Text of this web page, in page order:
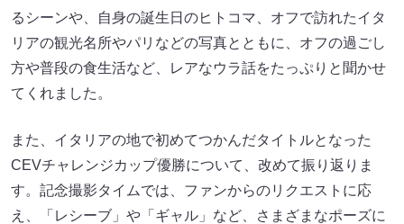
るシーンや、自身の誕生日のヒトコマ、オフで訪れたイタ
リアの観光名所やパリなどの写真とともに、オフの過ごし
方や普段の食生活など、レアなウラ話をたっぷりと聞かせ
てくれました。
また、イタリアの地で初めてつかんだタイトルとなった
CEVチャレンジカップ優勝について、改めて振り返りま
す。記念撮影タイムでは、ファンからのリクエストに応
え、「レシーブ」や「ギャル」など、さまざまなポーズに